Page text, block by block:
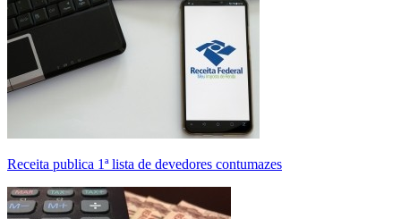
Receita publica 1ª lista de devedores contumazes